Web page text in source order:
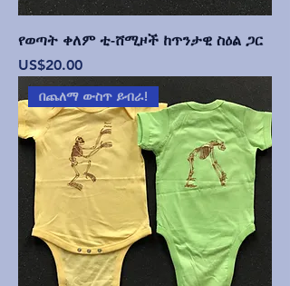
የወጣት ቀለም ቲ-ሸሚዞች ከጥንታዊ ስዕል ጋር
Price
US$20.00
በጨለማ ውስጥ ይብራ!